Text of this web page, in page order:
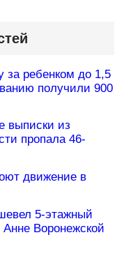
за ребенком до 1,5
получили 900
выписки из
пропала 46-
движение в
5-этажный
Анне Воронежской